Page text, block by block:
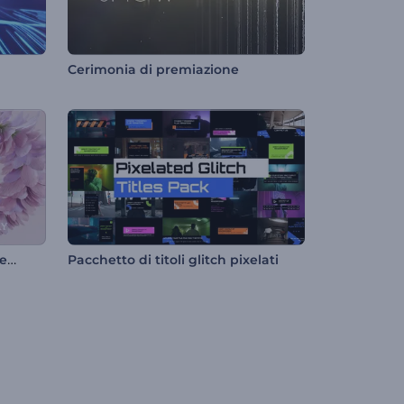
Cerimonia di premiazione
Apertura floreale per San Valentino Pacchetto di titoli glitch pixelati